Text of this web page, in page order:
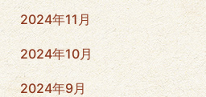
2024年11月
2024年10月
2024年9月